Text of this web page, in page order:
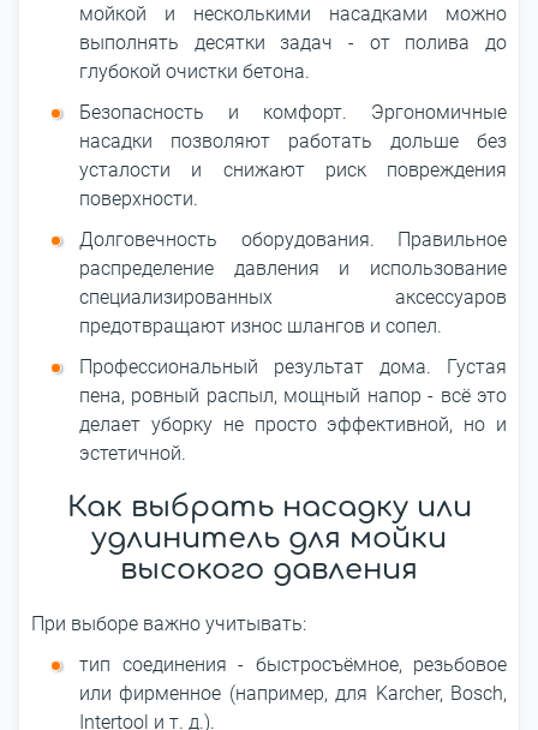
мойкой и несколькими насадками можно
выполнять десятки задач - от полива до
глубокой очистки бетона.
Безопасность и комфорт. Эргономичные
насадки позволяют работать дольше без
усталости и снижают риск повреждения
поверхности.
Долговечность оборудования. Правильное
распределение давления и использование
специализированных аксессуаров
предотвращают износ шлангов и сопел.
Профессиональный результат дома. Густая
пена, ровный распыл, мощный напор - всё это
делает уборку не просто эффективной, но и
эстетичной.
Как выбрать насадку или
удлинитель для мойки
высокого давления
При выборе важно учитывать:
тип соединения - быстросъёмное, резьбовое
или фирменное (например, для Karcher, Bosch,
Intertool и т. д.).